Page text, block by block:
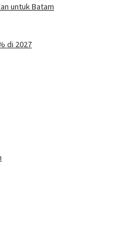
untuk Batam
di 2027